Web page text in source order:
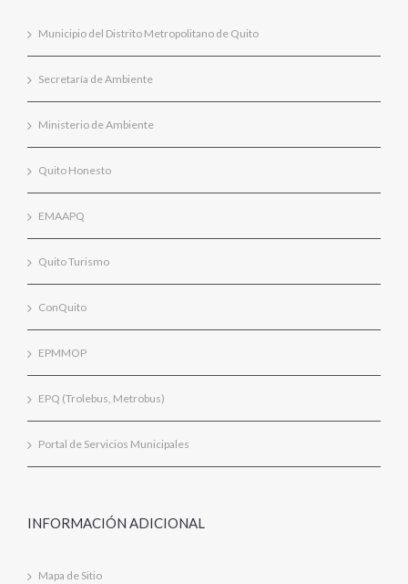
Municipio del Distrito Metropolitano de Quito
Secretaría de Ambiente
Ministerio de Ambiente
Quito Honesto
EMAAPQ
Quito Turismo
ConQuito
EPMMOP
EPQ (Trolebus, Metrobus)
Portal de Servicios Municipales
INFORMACIÓN ADICIONAL
Mapa de Sitio